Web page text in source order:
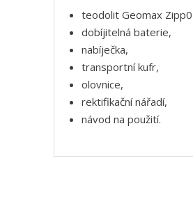
teodolit Geomax
dobíjitelná baterie,
nabíječka,
transportní kufr,
olovnice,
rektifikační nářadí,
návod na použití.